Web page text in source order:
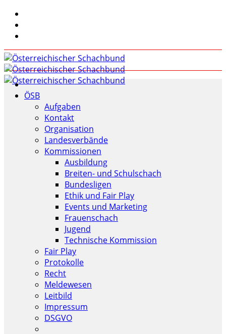
ÖSB
Aufgaben
Kontakt
Organisation
Landesverbände
Kommissionen
Ausbildung
Breiten- und Schulschach
Bundesligen
Ethik und Fair Play
Events und Marketing
Frauenschach
Jugend
Technische Kommission
Fair Play
Protokolle
Recht
Meldewesen
Leitbild
Impressum
DSGVO